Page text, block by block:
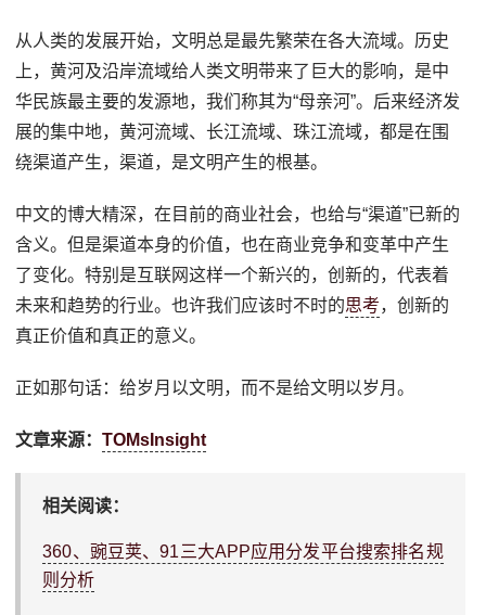
从人类的发展开始，文明总是最先繁荣在各大流域。历史
上，黄河及沿岸流域给人类文明带来了巨大的影响，是中
华民族最主要的发源地，我们称其为“母亲河”。后来经济发
展的集中地，黄河流域、长江流域、珠江流域，都是在围
绕渠道产生，渠道，是文明产生的根基。
中文的博大精深，在目前的商业社会，也给与“渠道”已新的
含义。但是渠道本身的价值，也在商业竞争和变革中产生
了变化。特别是互联网这样一个新兴的，创新的，代表着
未来和趋势的行业。也许我们应该时不时的思考，创新的
真正价值和真正的意义。
正如那句话：给岁月以文明，而不是给文明以岁月。
文章来源：TOMsInsight
相关阅读：
360、豌豆荚、91三大APP应用分发平台搜索排名规
则分析